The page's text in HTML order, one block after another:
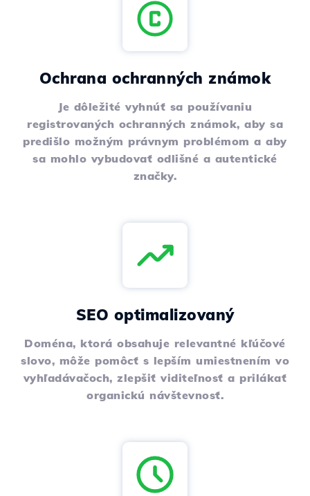
Ochrana ochranných známok
Je dôležité vyhnúť sa používaniu
registrovaných ochranných známok, aby sa
predišlo možným právnym problémom a aby
sa mohlo vybudovať odlišné a autentické
značky.
SEO optimalizovaný
Doména, ktorá obsahuje relevantné kľúčové
slovo, môže pomôcť s lepším umiestnením vo
vyhľadávačoch, zlepšiť viditeľnosť a prilákať
organickú návštevnosť.